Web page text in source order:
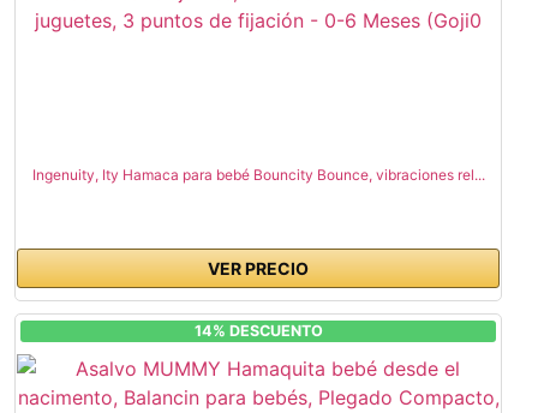
Ingenuity, Ity Hamaca para bebé Bouncity Bounce, vibraciones rel...
VER PRECIO
14% DESCUENTO